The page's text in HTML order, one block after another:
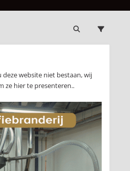
website niet bestaan, wij
ze hier te presenteren..